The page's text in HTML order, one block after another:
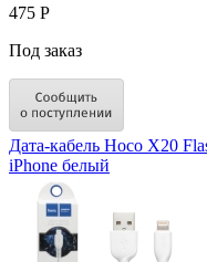
475 Р
Под заказ
Дата-кабель Hoco X20
iPhone белый